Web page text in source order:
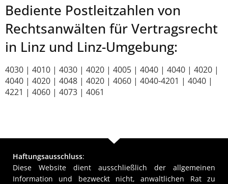
Bediente Postleitzahlen von
Rechtsanwälten für Vertragsrecht
in Linz und Linz-Umgebung:
4030 | 4010 | 4030 | 4020 | 4005 | 4040 | 4040 | 4020 |
4040 | 4020 | 4048 | 4020 | 4060 | 4040-4201 | 4040 |
4221 | 4060 | 4073 | 4061
Haftungsausschluss:
Diese Website dient ausschließlich der allgemeinen
Information und bezweckt nicht, anwaltlichen Rat zu